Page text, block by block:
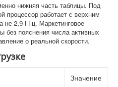
нижняя часть таблицы. Под
процессор работает с верхним
не 2,9 ГГц. Маркетинговое
без пояснения числа активных
о реальной скорости.
Значение